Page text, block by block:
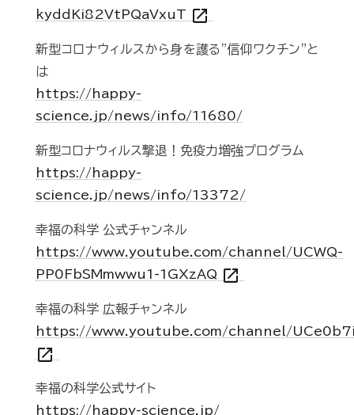
kyddKi82VtPQaVxuT open_in_new
新型コロナウィルスから身を護る"信仰ワクチン"と
は
https://happy-
science.jp/news/info/11680/
新型コロナウィルス撃退！免疫力増強プログラム
https://happy-
science.jp/news/info/13372/
幸福の科学 公式チャンネル
https://www.youtube.com/channel/UCWQ-
PP0FbSMmwwu1-1GXzAQ open_in_new
幸福の科学 広報チャンネル
https://www.youtube.com/channel/
open_in_new
幸福の科学公式サイト
https://happy-science.jp/